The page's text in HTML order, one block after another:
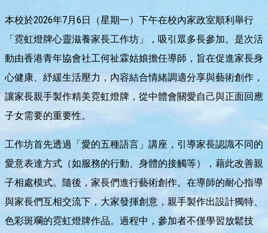
本校於2026年7月6日（星期一）下午在校內家政室順利舉行
「霓虹燈牌心靈滋養家長工作坊」，吸引眾多長參加。是次活
動由香港青年協會社工何祉霖姑娘擔任導師，旨在促進家長身
心健康、紓緩生活壓力，內容結合情緒調適分享與藝術創作，
讓家長親手製作精美霓虹燈牌，從中體會關愛自己與正面回應
子女需要的重要性。
工作坊首先透過「愛的五種語言」講座，引導家長認識不同的
愛意表達方式（如服務的行動、身體的接觸等），藉此改善親
子相處模式。隨後，家長們進行藝術創作。在導師的耐心指導
與家長們互相交流下，大家發揮創意，親手製作出設計獨特、
色彩斑斕的霓虹燈牌作品。過程中，參加者不僅學習放鬆技